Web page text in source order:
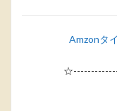
Amzonタ